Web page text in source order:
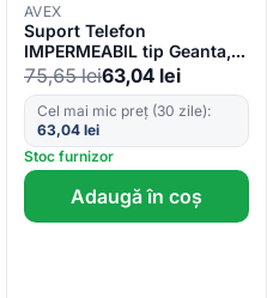
AVEX
Suport Telefon
IMPERMEABIL tip Geanta,
montaj pe Motocicleta sau
Bicicleta
75,65lei63,04 lei
Cel mai mic preț (30 zile):
63,04 lei
Stoc furnizor
Adaugă în coș